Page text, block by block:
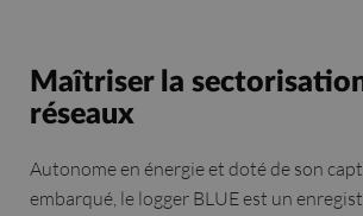
Maîtriser la
réseaux
Autonome en énergie et doté de son
embarqué, le logger BLUE est un